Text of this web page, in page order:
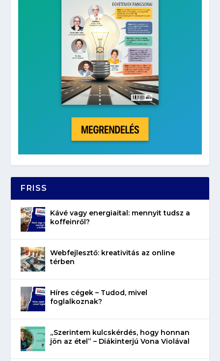
FRISS
Kávé vagy energiaital: mennyit tudsz a
koffeinről?
Webfejlesztő: kreativitás az online
térben
Híres cégek – Tudod, mivel
foglalkoznak?
„Szerintem kulcskérdés, hogy honnan
jön az étel” – Diákinterjú Vona Violával